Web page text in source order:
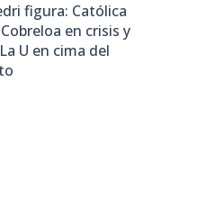
figura: Católica
en crisis y
U en cima del